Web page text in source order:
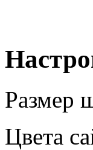
Размер
Цвета